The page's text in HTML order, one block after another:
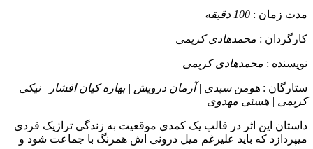
مدت زمان : 100 دقیقه
کارگردان : محمدهادی کریمی
نویسنده : محمدهادی کریمی
ستارگان : هومن سیدی | آرمان درویش | بهاره کیان افشار | نیکی
کریمی | هستی مهدوی
داستان این اثر در قالب یک کمدی موقعیت به زندگی تراژیک قردی
میپردازد که باید علیرغم میل درونی اش همرنگ با جماعت شود و